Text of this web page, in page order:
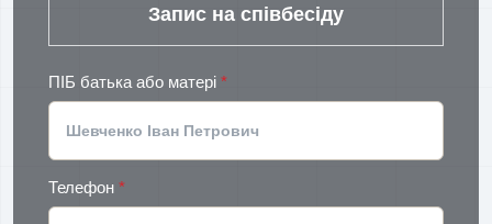
Запис на співбесіду
ПІБ батька або матері *
Телефон *